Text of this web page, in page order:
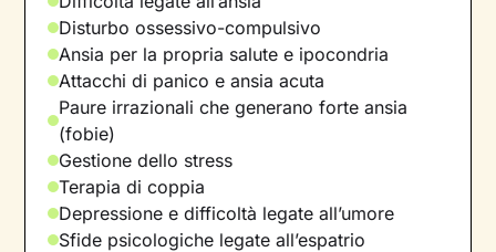
Disturbo ossessivo-compulsivo
Ansia per la propria salute e ipocondria
Attacchi di panico e ansia acuta
Paure irrazionali che generano forte ansia
(fobie)
Gestione dello stress
Terapia di coppia
Depressione e difficoltà legate all’umore
Sfide psicologiche legate all’espatrio